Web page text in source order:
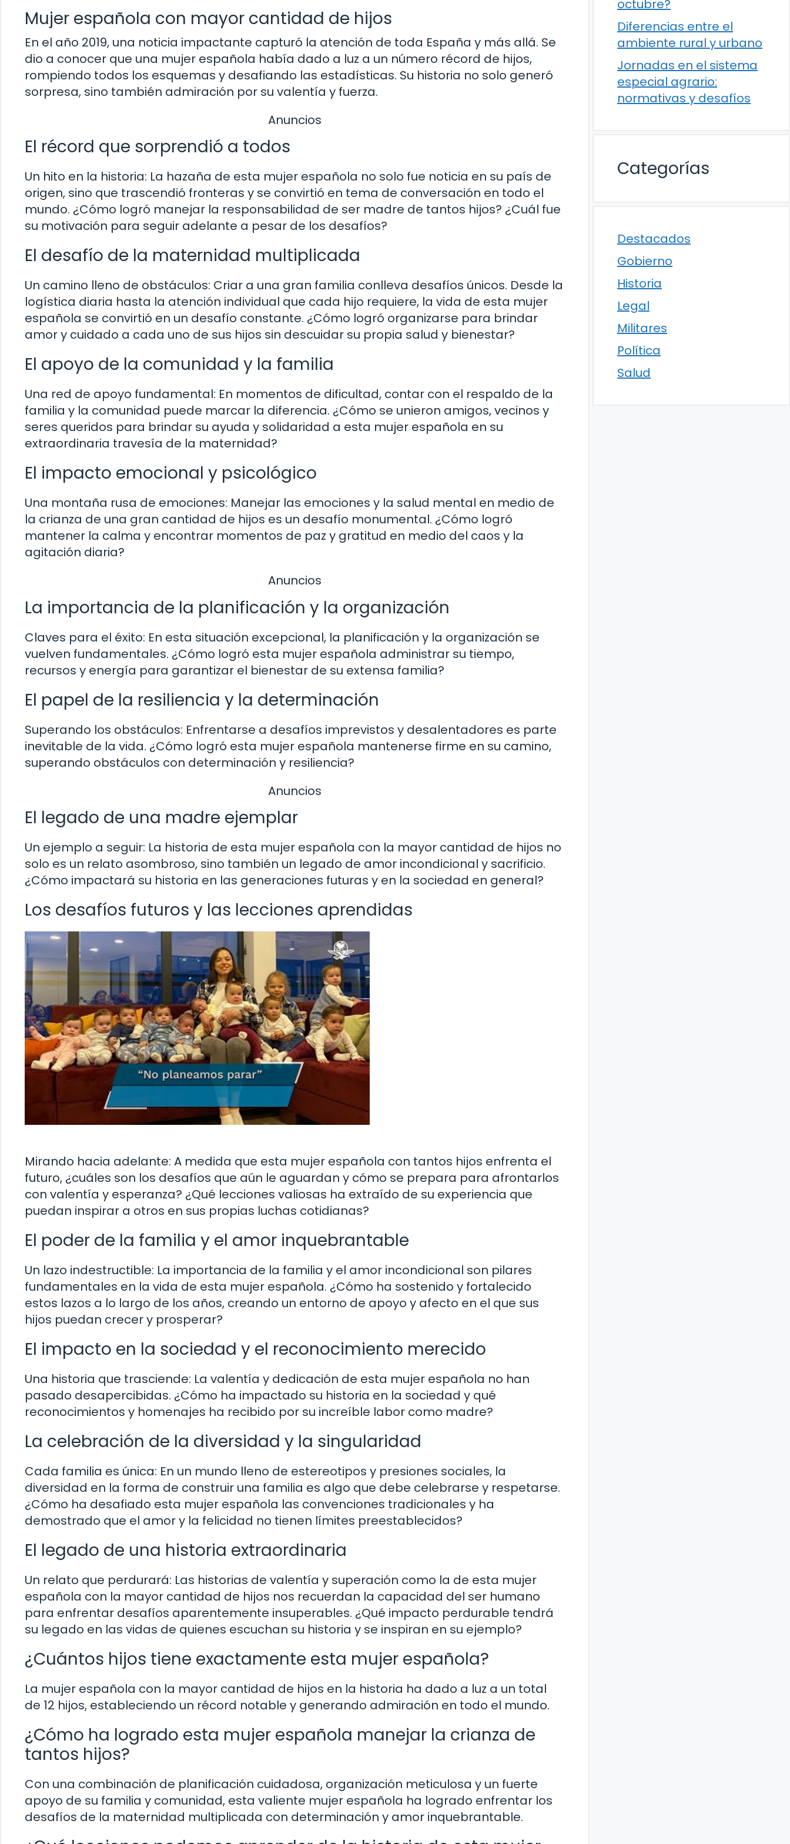
Mujer española con mayor cantidad de hijos
En el año 2019, una noticia impactante capturó la atención de toda España y más allá. Se
dio a conocer que una mujer española había dado a luz a un número récord de hijos,
rompiendo todos los esquemas y desafiando las estadísticas. Su historia no solo generó
sorpresa, sino también admiración por su valentía y fuerza.
Anuncios
El récord que sorprendió a todos
Un hito en la historia: La hazaña de esta mujer española no solo fue noticia en su país de
origen, sino que trascendió fronteras y se convirtió en tema de conversación en todo el
mundo. ¿Cómo logró manejar la responsabilidad de ser madre de tantos hijos? ¿Cuál fue
su motivación para seguir adelante a pesar de los desafíos?
El desafío de la maternidad multiplicada
Un camino lleno de obstáculos: Criar a una gran familia conlleva desafíos únicos. Desde la
logística diaria hasta la atención individual que cada hijo requiere, la vida de esta mujer
española se convirtió en un desafío constante. ¿Cómo logró organizarse para brindar
amor y cuidado a cada uno de sus hijos sin descuidar su propia salud y bienestar?
El apoyo de la comunidad y la familia
Una red de apoyo fundamental: En momentos de dificultad, contar con el respaldo de la
familia y la comunidad puede marcar la diferencia. ¿Cómo se unieron amigos, vecinos y
seres queridos para brindar su ayuda y solidaridad a esta mujer española en su
extraordinaria travesía de la maternidad?
El impacto emocional y psicológico
Una montaña rusa de emociones: Manejar las emociones y la salud mental en medio de
la crianza de una gran cantidad de hijos es un desafío monumental. ¿Cómo logró
mantener la calma y encontrar momentos de paz y gratitud en medio del caos y la
agitación diaria?
Anuncios
La importancia de la planificación y la organización
Claves para el éxito: En esta situación excepcional, la planificación y la organización se
vuelven fundamentales. ¿Cómo logró esta mujer española administrar su tiempo,
recursos y energía para garantizar el bienestar de su extensa familia?
El papel de la resiliencia y la determinación
Superando los obstáculos: Enfrentarse a desafíos imprevistos y desalentadores es parte
inevitable de la vida. ¿Cómo logró esta mujer española mantenerse firme en su camino,
superando obstáculos con determinación y resiliencia?
Anuncios
El legado de una madre ejemplar
Un ejemplo a seguir: La historia de esta mujer española con la mayor cantidad de hijos no
solo es un relato asombroso, sino también un legado de amor incondicional y sacrificio.
¿Cómo impactará su historia en las generaciones futuras y en la sociedad en general?
Los desafíos futuros y las lecciones aprendidas
Mirando hacia adelante: A medida que esta mujer española con tantos hijos enfrenta el
futuro, ¿cuáles son los desafíos que aún le aguardan y cómo se prepara para afrontarlos
con valentía y esperanza? ¿Qué lecciones valiosas ha extraído de su experiencia que
puedan inspirar a otros en sus propias luchas cotidianas?
El poder de la familia y el amor inquebrantable
Un lazo indestructible: La importancia de la familia y el amor incondicional son pilares
fundamentales en la vida de esta mujer española. ¿Cómo ha sostenido y fortalecido
estos lazos a lo largo de los años, creando un entorno de apoyo y afecto en el que sus
hijos puedan crecer y prosperar?
El impacto en la sociedad y el reconocimiento merecido
Una historia que trasciende: La valentía y dedicación de esta mujer española no han
pasado desapercibidas. ¿Cómo ha impactado su historia en la sociedad y qué
reconocimientos y homenajes ha recibido por su increíble labor como madre?
La celebración de la diversidad y la singularidad
Cada familia es única: En un mundo lleno de estereotipos y presiones sociales, la
diversidad en la forma de construir una familia es algo que debe celebrarse y respetarse.
¿Cómo ha desafiado esta mujer española las convenciones tradicionales y ha
demostrado que el amor y la felicidad no tienen límites preestablecidos?
El legado de una historia extraordinaria
Un relato que perdurará: Las historias de valentía y superación como la de esta mujer
española con la mayor cantidad de hijos nos recuerdan la capacidad del ser humano
para enfrentar desafíos aparentemente insuperables. ¿Qué impacto perdurable tendrá
su legado en las vidas de quienes escuchan su historia y se inspiran en su ejemplo?
¿Cuántos hijos tiene exactamente esta mujer española?
La mujer española con la mayor cantidad de hijos en la historia ha dado a luz a un total
de 12 hijos, estableciendo un récord notable y generando admiración en todo el mundo.
¿Cómo ha logrado esta mujer española manejar la crianza de
tantos hijos?
Con una combinación de planificación cuidadosa, organización meticulosa y un fuerte
apoyo de su familia y comunidad, esta valiente mujer española ha logrado enfrentar los
desafíos de la maternidad multiplicada con determinación y amor inquebrantable.
octubre?
Diferencias entre el
ambiente rural y urbano
Jornadas en el sistema
especial agrario:
normativas y desafíos
Categorías
Destacados
Gobierno
Historia
Legal
Militares
Política
Salud